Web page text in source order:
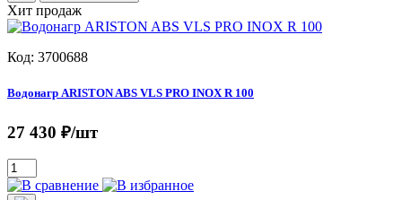
Хит продаж
Код: 3700688
Водонагр ARISTON ABS VLS PRO INOX R 100
27 430 ₽/шт